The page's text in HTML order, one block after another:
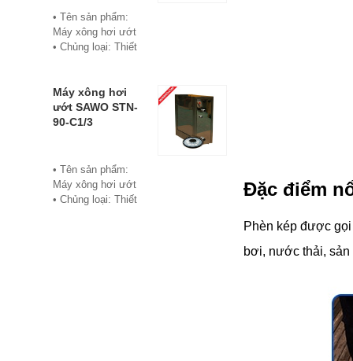
Đặc điểm
Phèn kép được
bơi, nước thải,
• Bảo hành: 12
tháng
• Đơn vị phân phối:
• Tên sản phẩm:
Máy xông hơi ướt
• Chủng loại: Thiết
Sawo
• Xuất xứ:
Philippine
• Có bảng điều
khiển điện tử hiển
thị số, cho phép cài
Máy xông hơi
ướt SAWO STN-
90-C1/3
• Tên sản phẩm:
Máy xông hơi ướt
• Chủng loại: Thiết